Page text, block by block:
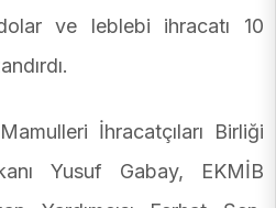
ve leblebi ihracatı 10
İhracatçıları Birliği
Yusuf Gabay, EKMİB